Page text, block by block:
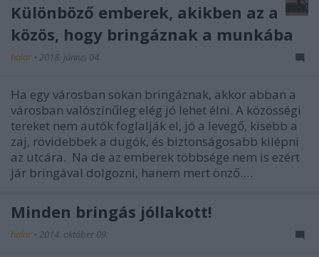
Különböző emberek, akikben az a
közös, hogy bringáznak a munkába
halar • 2018. június 04.
Ha egy városban sokan bringáznak, akkor abban a
városban valószínűleg elég jó lehet élni. A közösségi
tereket nem autók foglalják el, jó a levegő, kisebb a
zaj, rövidebbek a dugók, és biztonságosabb kilépni
az utcára. Na de az emberek többsége nem is ezért
jár bringával dolgozni, hanem mert önző.…
Minden bringás jóllakott!
halar • 2014. október 09.